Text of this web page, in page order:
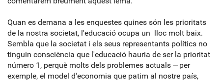
Quan es demana a les enquestes quines són les prioritats
de la nostra societat, l'educació ocupa un lloc molt baix.
Sembla que la societat i els seus representants polítics no
tinguin consciència que l'educació hauria de ser la prioritat
número 1, perquè molts dels problemes actuals —per
exemple, el model d'economia que patim al nostre país,